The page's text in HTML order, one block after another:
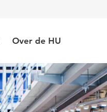
Over de HU